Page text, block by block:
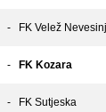
- FK Velež
- FK Kozara
- FK Sutjeska